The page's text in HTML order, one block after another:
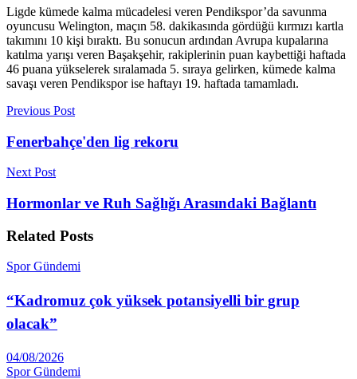
Ligde kümede kalma mücadelesi veren Pendikspor’da savunma
oyuncusu Welington, maçın 58. dakikasında gördüğü kırmızı kartla
takımını 10 kişi bıraktı. Bu sonucun ardından Avrupa kupalarına
katılma yarışı veren Başakşehir, rakiplerinin puan kaybettiği haftada
46 puana yükselerek sıralamada 5. sıraya gelirken, kümede kalma
savaşı veren Pendikspor ise haftayı 19. haftada tamamladı.
Previous Post
Fenerbahçe'den lig rekoru
Next Post
Hormonlar ve Ruh Sağlığı Arasındaki Bağlantı
Related Posts
Spor Gündemi
“Kadromuz çok yüksek potansiyelli bir grup
olacak”
04/08/2026
Spor Gündemi